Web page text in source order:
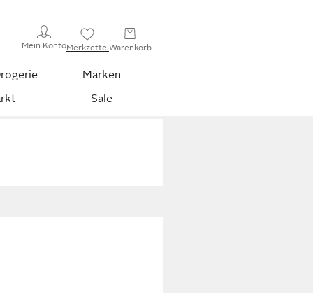
Mein KontoMerkzettelWarenkorb
Marken
Sale